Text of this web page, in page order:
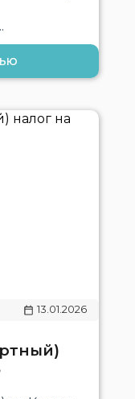
13.01.2026